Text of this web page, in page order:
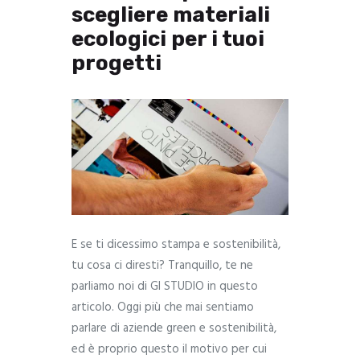
scegliere materiali
ecologici per i tuoi
progetti
E se ti dicessimo stampa e sostenibilità,
tu cosa ci diresti? Tranquillo, te ne
parliamo noi di GI STUDIO in questo
articolo. Oggi più che mai sentiamo
parlare di aziende green e sostenibilità,
ed è proprio questo il motivo per cui